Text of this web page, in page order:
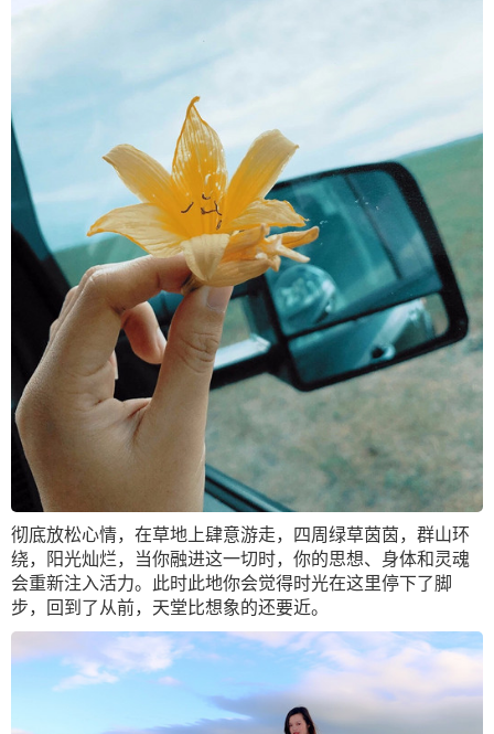
彻底放松心情，在草地上肆意游走，四周绿草茵茵，群山环
绕，阳光灿烂，当你融进这一切时，你的思想、身体和灵魂
会重新注入活力。此时此地你会觉得时光在这里停下了脚
步，回到了从前，天堂比想象的还要近。